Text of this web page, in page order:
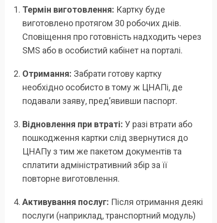
Термін виготовлення: Картку буде
виготовлено протягом 30 робочих днів.
Сповіщення про готовність надходить через
SMS або в особистий кабінет на порталі.
Отримання: Забрати готову картку
необхідно особисто в тому ж ЦНАПі, де
подавали заяву, пред’явивши паспорт.
Відновлення при втраті: У разі втрати або
пошкодження картки слід звернутися до
ЦНАПу з тим же пакетом документів та
сплатити адміністративний збір за її
повторне виготовлення.
Активування послуг: Після отримання деякі
послуги (наприклад, транспортний модуль)